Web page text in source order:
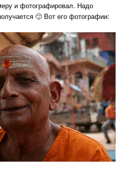
и фотографировал. Надо
🙂 Вот его фотографии: